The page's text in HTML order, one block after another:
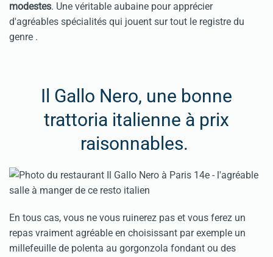
modestes. Une véritable aubaine pour apprécier
d'agréables spécialités qui jouent sur tout le registre du
genre .
Il Gallo Nero, une bonne
trattoria italienne à prix
raisonnables.
En tous cas, vous ne vous ruinerez pas et vous ferez un
repas vraiment agréable en choisissant par exemple un
millefeuille de polenta au gorgonzola fondant ou des